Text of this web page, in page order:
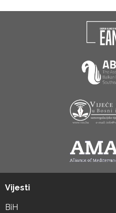
Vijesti
BiH